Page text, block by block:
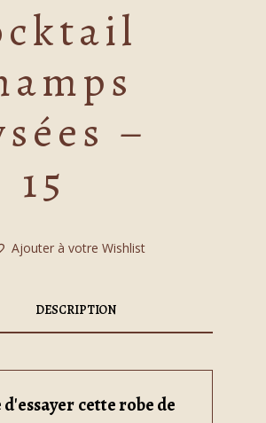
–
15
Ajouter à votre Wishlist
DESCRIPTION
cette robe de